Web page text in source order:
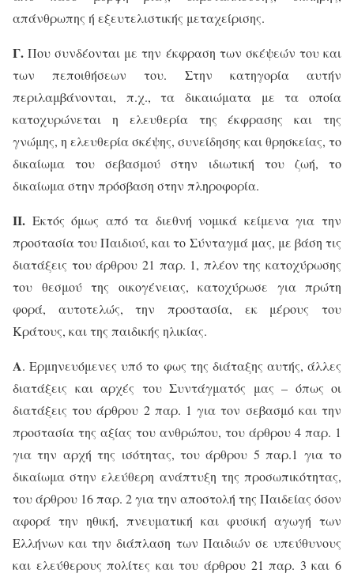
απάνθρωπης ή εξευτελιστικής μεταχείρισης.
Γ. Που συνδέονται με την έκφραση των σκέψεών του και
των πεποιθήσεων του. Στην κατηγορία αυτήν
περιλαμβάνονται, π.χ., τα δικαιώματα με τα οποία
κατοχυρώνεται η ελευθερία της έκφρασης και της
γνώμης, η ελευθερία σκέψης, συνείδησης και θρησκείας, το
δικαίωμα του σεβασμού στην ιδιωτική του ζωή, το
δικαίωμα στην πρόσβαση στην πληροφορία.
ΙΙ. Εκτός όμως από τα διεθνή νομικά κείμενα για την
προστασία του Παιδιού, και το Σύνταγμά μας, με βάση τις
διατάξεις του άρθρου 21 παρ. 1, πλέον της κατοχύρωσης
του θεσμού της οικογένειας, κατοχύρωσε για πρώτη
φορά, αυτοτελώς, την προστασία, εκ μέρους του
Κράτους, και της παιδικής ηλικίας.
Α. Ερμηνευόμενες υπό το φως της διάταξης αυτής, άλλες
διατάξεις και αρχές του Συντάγματός μας – όπως οι
διατάξεις του άρθρου 2 παρ. 1 για τον σεβασμό και την
προστασία της αξίας του ανθρώπου, του άρθρου 4 παρ. 1
για την αρχή της ισότητας, του άρθρου 5 παρ.1 για το
δικαίωμα στην ελεύθερη ανάπτυξη της προσωπικότητας,
του άρθρου 16 παρ. 2 για την αποστολή της Παιδείας όσον
αφορά την ηθική, πνευματική και φυσική αγωγή των
Ελλήνων και την διάπλαση των Παιδιών σε υπεύθυνους
και ελεύθερους πολίτες και του άρθρου 21 παρ. 3 και 6